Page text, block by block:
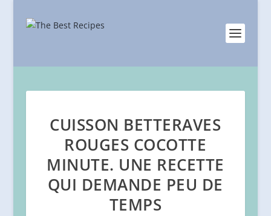
CUISSON BETTERAVES
ROUGES COCOTTE
MINUTE. UNE RECETTE
QUI DEMANDE PEU DE
TEMPS